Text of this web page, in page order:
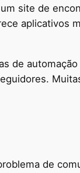
site de
aplicativos
de
de